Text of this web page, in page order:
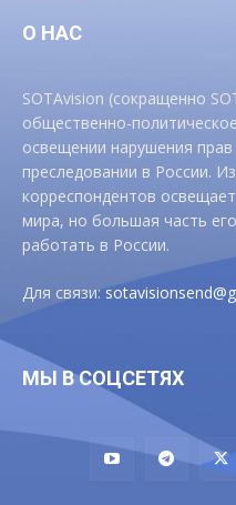
О НАС
SOTAvision (сокращенно
общественно-
освещении нарушения
преследовании в России.
корреспондентов
мира, но большая часть
работать в России.
Для связи:
МЫ В СОЦСЕТЯХ